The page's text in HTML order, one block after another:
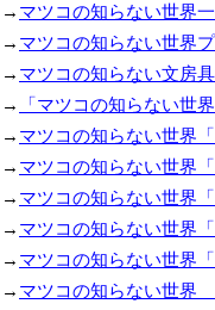
→ マツコの知らない世界
→ マツコの知らない世界
→ マツコの知らない文房
→
「マツコの知らない世
→ マツコの知らない世界
→ マツコの知らない世界
→ マツコの知らない世界
→ マツコの知らない世界
→ マツコの知らない世界
→ マツコの知らない世界